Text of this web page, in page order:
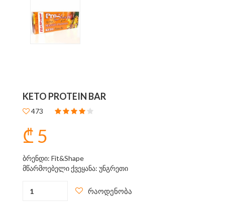
KETO PROTEIN BAR
473
₾ 5
ბრენდი: Fit&Shape
მწარმოებელი ქვეყანა: უნგრეთი
რაოდენობა